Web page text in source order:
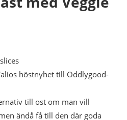
höstnyhet till Oddlygood-
till ost om man vill
ändå få till den där goda